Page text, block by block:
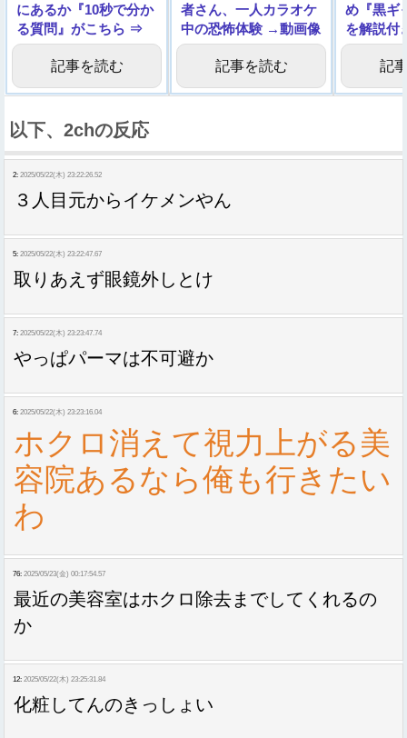
にあるか『10秒で分か
る質問』がこちら ⇒
記事を読む
者さん、一人カラオケ
中の恐怖体験 →動画像
記事を読む
め『黒ギ
を解説付
いく
記
以下、2chの反応
2: 2025/05/22(木) 23:22:26.52
３人目元からイケメンやん
5: 2025/05/22(木) 23:22:47.67
取りあえず眼鏡外しとけ
7: 2025/05/22(木) 23:23:47.74
やっぱパーマは不可避か
6: 2025/05/22(木) 23:23:16.04
ホクロ消えて視力上がる美
容院あるなら俺も行きたい
わ
76: 2025/05/23(金) 00:17:54.57
最近の美容室はホクロ除去までしてくれるの
か
12: 2025/05/22(木) 23:25:31.84
化粧してんのきっしょい